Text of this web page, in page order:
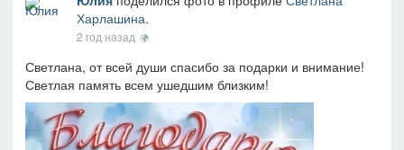
Харлашина.
2 год назад
Светлана, от всей души спасибо за подарки и внимание!
Светлая память всем ушедшим близким!